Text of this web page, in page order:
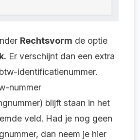
Rechtsvorm de optie
Er verschijnt dan een extra
identificatienummer.
nummer
blijft staan in het
veld. Had je nog geen
dan neem je hier